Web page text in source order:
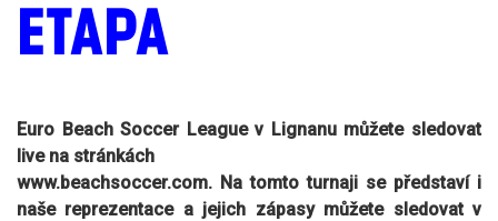
ETAPA
Euro Beach Soccer League v Lignanu můžete sledovat
live na stránkách
www.beachsoccer.com. Na tomto turnaji se představí i
naše reprezentace a jejich zápasy můžete sledovat v